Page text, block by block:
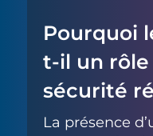
Pourquoi
t-il un rôle
sécurité
La présence